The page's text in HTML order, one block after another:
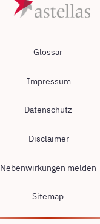
Glossar
Impressum
Datenschutz
Disclaimer
Nebenwirkungen melden
Sitemap